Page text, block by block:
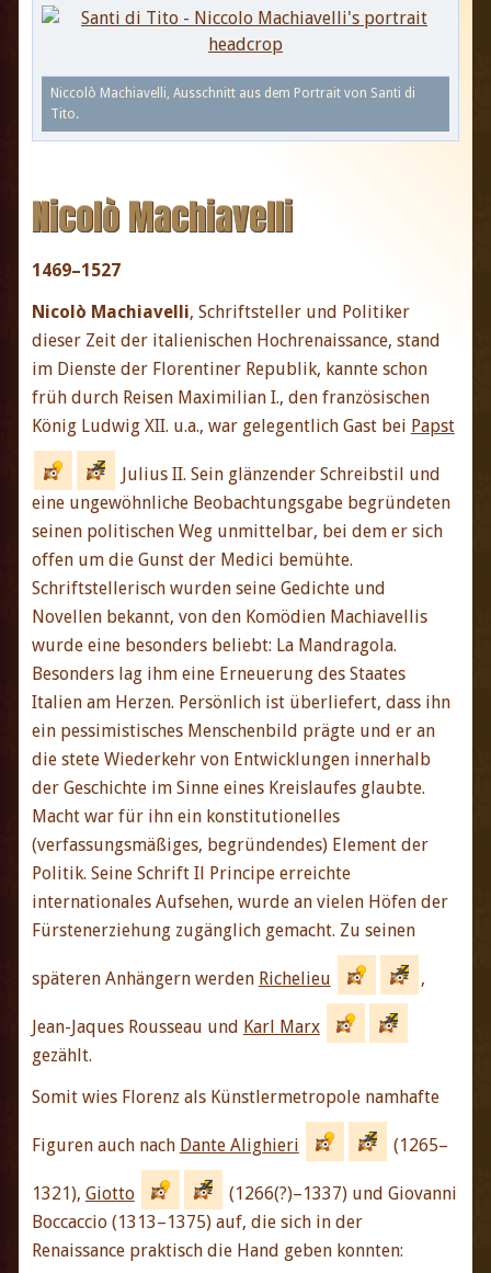
Niccolò Machiavelli, Ausschnitt aus dem Portrait von Santi di
Tito.
Nicolò Machiavelli
1469–1527
Nicolò Machiavelli, Schriftsteller und Politiker
dieser Zeit der italienischen Hochrenaissance, stand
im Dienste der Florentiner Republik, kannte schon
früh durch Reisen Maximilian I., den französischen
König Ludwig XII. u.a., war gelegentlich Gast bei Papst
Julius II. Sein glänzender Schreibstil und
eine ungewöhnliche Beobachtungsgabe begründeten
seinen politischen Weg unmittelbar, bei dem er sich
offen um die Gunst der Medici bemühte.
Schriftstellerisch wurden seine Gedichte und
Novellen bekannt, von den Komödien Machiavellis
wurde eine besonders beliebt: La Mandragola.
Besonders lag ihm eine Erneuerung des Staates
Italien am Herzen. Persönlich ist überliefert, dass ihn
ein pessimistisches Menschenbild prägte und er an
die stete Wiederkehr von Entwicklungen innerhalb
der Geschichte im Sinne eines Kreislaufes glaubte.
Macht war für ihn ein konstitutionelles
(verfassungsmäßiges, begründendes) Element der
Politik. Seine Schrift Il Principe erreichte
internationales Aufsehen, wurde an vielen Höfen der
Fürstenerziehung zugänglich gemacht. Zu seinen
späteren Anhängern werden Richelieu ,
Jean-Jaques Rousseau und Karl Marx
gezählt.
Somit wies Florenz als Künstlermetropole namhafte
Figuren auch nach Dante Alighieri (1265–
1321), Giotto
(1266(?)–1337) und Giovanni
Boccaccio (1313–1375) auf, die sich in der
Renaissance praktisch die Hand geben konnten: